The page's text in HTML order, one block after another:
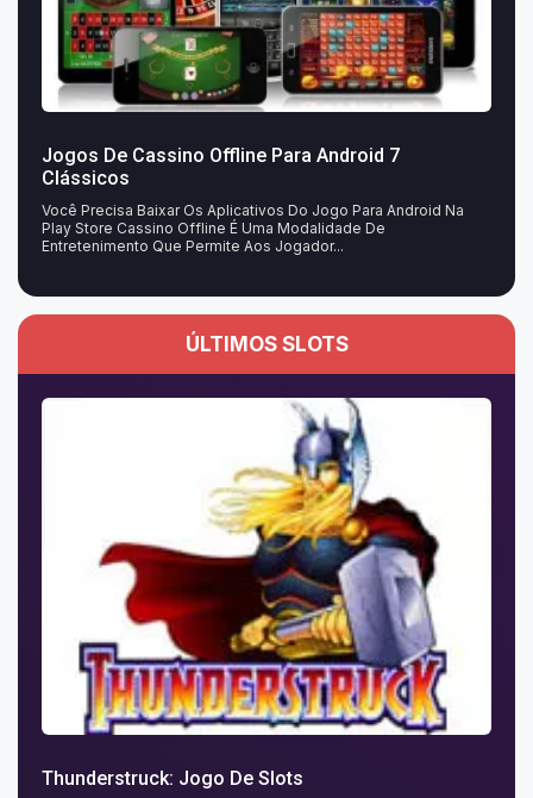
Jogos De Cassino Offline Para Android 7
Clássicos
Você Precisa Baixar Os Aplicativos Do Jogo Para Android Na
Play Store Cassino Offline É Uma Modalidade De
Entretenimento Que Permite Aos Jogador...
ÚLTIMOS SLOTS
Thunderstruck: Jogo De Slots